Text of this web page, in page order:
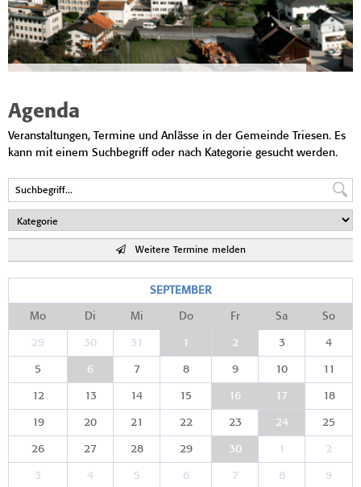
Agenda
Veranstaltungen, Termine und Anlässe in der Gemeinde Triesen. Es
kann mit einem Suchbegriff oder nach Kategorie gesucht werden.
Weitere Termine melden
SEPTEMBER
Mo Di Mi Do Fr Sa So
29 30 31 1 2 3 4
5 6 7 8 9 10 11
12 13 14 15 16 17 18
19 20 21 22 23 24 25
26 27 28 29 30 1 2
3 4 5 6 7 8 9